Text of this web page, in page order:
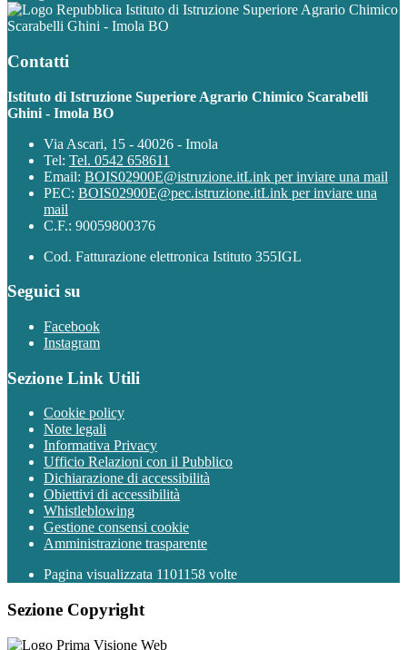
Istituto di Istruzione Superiore Agrario Chimico
Scarabelli Ghini - Imola BO
Contatti
Istituto di Istruzione Superiore Agrario Chimico Scarabelli
Ghini - Imola BO
Via Ascari, 15 - 40026 - Imola
Tel: Tel. 0542 658611
Email: BOIS02900E@istruzione.itLink per inviare una mail
PEC: BOIS02900E@pec.istruzione.itLink per inviare una
mail
C.F.: 90059800376
Cod. Fatturazione elettronica Istituto 355IGL
Seguici su
Facebook
Instagram
Sezione Link Utili
Cookie policy
Note legali
Informativa Privacy
Ufficio Relazioni con il Pubblico
Dichiarazione di accessibilità
Obiettivi di accessibilità
Whistleblowing
Gestione consensi cookie
Amministrazione trasparente
Pagina visualizzata 1101158 volte
Sezione Copyright